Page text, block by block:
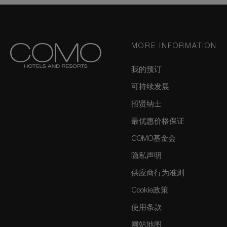
MORE INFORMATION
我的预订
可持续发展
招贤纳士
最优惠价格保证
COMO基金会
隐私声明
供应商行为准则
Cookie政策
使用条款
网站地图